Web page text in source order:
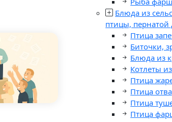
Блюда из
птицы,
Птица
Биточки,
Блюда из
Котлеты
Птица
Птица
Птица
Птица